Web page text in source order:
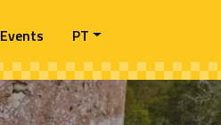
Events PT